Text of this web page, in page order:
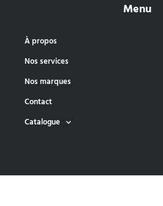
Menu
À propos
Nos services
Nos marques
Contact
Catalogue